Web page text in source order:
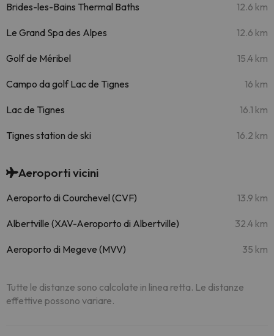
Brides-les-Bains Thermal Baths 12.6 km
Le Grand Spa des Alpes 12.6 km
Golf de Méribel 15.4 km
Campo da golf Lac de Tignes 16 km
Lac de Tignes 16.1 km
Tignes station de ski 16.2 km
Aeroporti vicini
Aeroporto di Courchevel (CVF) 13.9 km
Albertville (XAV-Aeroporto di Albertville) 32.4 km
Aeroporto di Megeve (MVV) 35 km
Tutte le distanze sono calcolate in linea retta. Le distanze
effettive possono variare.